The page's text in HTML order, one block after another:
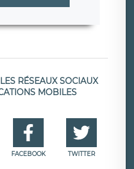
RÉSEAUX SOCIAUX
MOBILES
FACEBOOK TWITTER